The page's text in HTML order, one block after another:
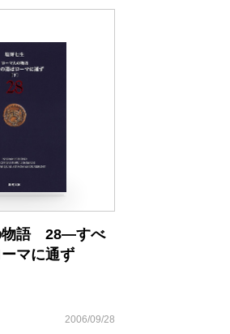
物語 28―すべ
マに通ず
2006/09/28